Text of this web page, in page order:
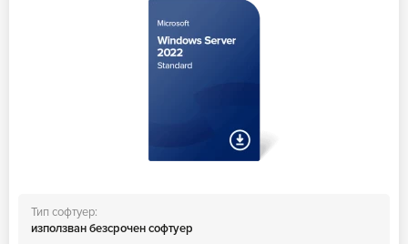
Тип софтуер:
използван безсрочен софтуер